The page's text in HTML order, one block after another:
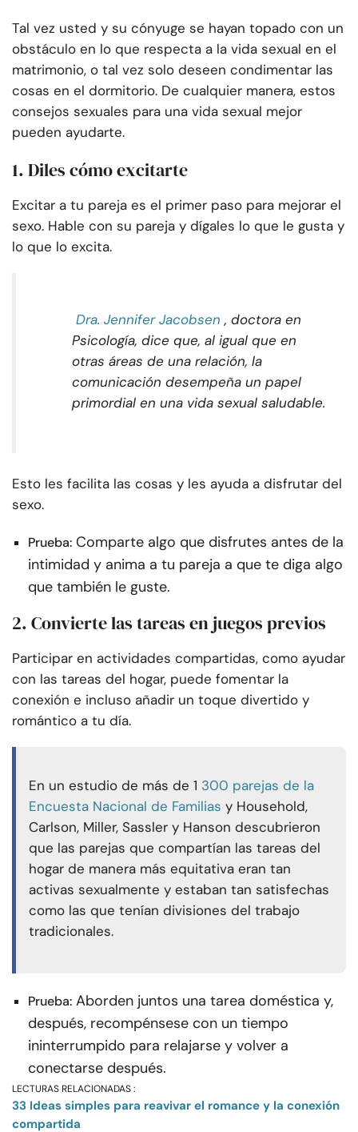
Tal vez usted y su cónyuge se hayan topado con un
obstáculo en lo que respecta a la vida sexual en el
matrimonio, o tal vez solo deseen condimentar las
cosas en el dormitorio. De cualquier manera, estos
consejos sexuales para una vida sexual mejor
pueden ayudarte.
1. Diles cómo excitarte
Excitar a tu pareja es el primer paso para mejorar el
sexo. Hable con su pareja y dígales lo que le gusta y
lo que lo excita.
Dra. Jennifer Jacobsen , doctora en
Psicología, dice que, al igual que en
otras áreas de una relación, la
comunicación desempeña un papel
primordial en una vida sexual saludable.
Esto les facilita las cosas y les ayuda a disfrutar del
sexo.
Prueba: Comparte algo que disfrutes antes de la
intimidad y anima a tu pareja a que te diga algo
que también le guste.
2. Convierte las tareas en juegos previos
Participar en actividades compartidas, como ayudar
con las tareas del hogar, puede fomentar la
conexión e incluso añadir un toque divertido y
romántico a tu día.
En un estudio de más de 1 300 parejas de la
Encuesta Nacional de Familias y Household,
Carlson, Miller, Sassler y Hanson descubrieron
que las parejas que compartían las tareas del
hogar de manera más equitativa eran tan
activas sexualmente y estaban tan satisfechas
como las que tenían divisiones del trabajo
tradicionales.
Prueba: Aborden juntos una tarea doméstica y,
después, recompénsese con un tiempo
ininterrumpido para relajarse y volver a
conectarse después.
LECTURAS RELACIONADAS :
33 Ideas simples para reavivar el romance y la conexión
compartida